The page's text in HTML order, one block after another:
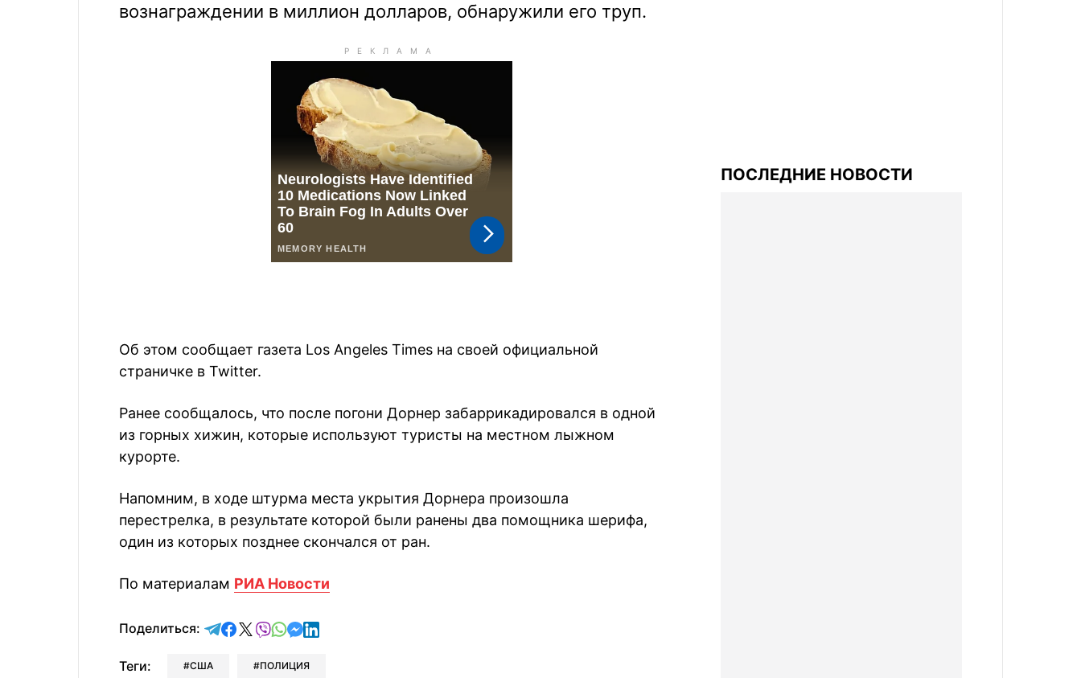
вознаграждении в миллион долларов, обнаружили его труп.
Об этом сообщает газета Los Angeles Times на своей официальной
страничке в Twitter.
Ранее сообщалось, что после погони Дорнер забаррикадировался в одной
из горных хижин, которые используют туристы на местном лыжном
курорте.
Напомним, в ходе штурма места укрытия Дорнера произошла
перестрелка, в результате которой были ранены два помощника шерифа,
один из которых позднее скончался от ран.
По материалам РИА Новости
Поделиться: отправить в Telegram
поделиться в Facebook
поделиться в X
отправить в Viber
отправить в Whatsapp
отправить в Messenger
отправить в LinkedIn
Теги: США ПОЛИЦИЯ
ПОСЛЕДНИЕ НОВОСТИ